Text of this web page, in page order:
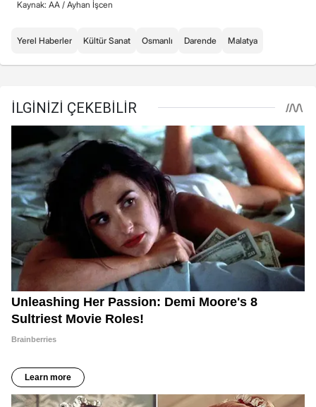
Kaynak: AA / Ayhan İşcen
Yerel Haberler Kültür Sanat Osmanlı Darende Malatya